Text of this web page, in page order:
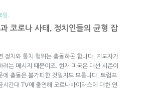
.
코로나 사태, 정치인들의 균형 잡
정치와 통치 행위는 충돌하곤 합니다. 지도자가
려는 메시지 때문이죠. 현재 미국은 대선 시즌이
에 충돌은 불가피한 것일지도 모릅니다. 트럼프
시간대 TV에 출연해 코로나바이러스에 대한 연